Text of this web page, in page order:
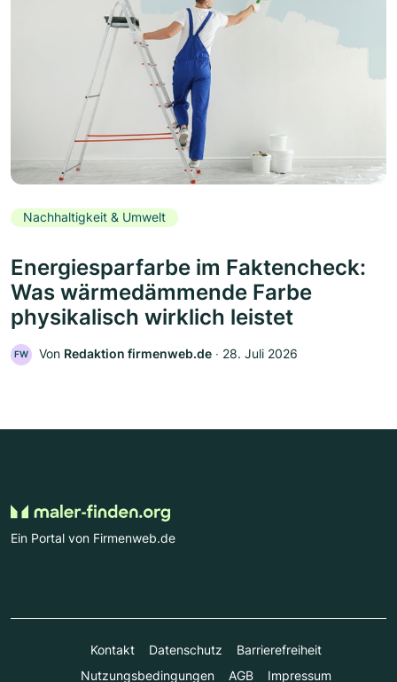
Nachhaltigkeit & Umwelt
Energiesparfarbe im Faktencheck:
Was wärmedämmende Farbe
physikalisch wirklich leistet
FW Von Redaktion firmenweb.de ‧ 28. Juli 2026
Ein Portal von Firmenweb.de
Kontakt Datenschutz
Barrierefreiheit
Nutzungsbedingungen
AGB Impressum